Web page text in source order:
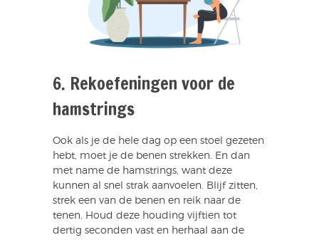
6. Rekoefeningen voor de
hamstrings
Ook als je de hele dag op een stoel gezeten
hebt, moet je de benen strekken. En dan
met name de hamstrings, want deze
kunnen al snel strak aanvoelen. Blijf zitten,
strek een van de benen en reik naar de
tenen. Houd deze houding vijftien tot
dertig seconden vast en herhaal aan de